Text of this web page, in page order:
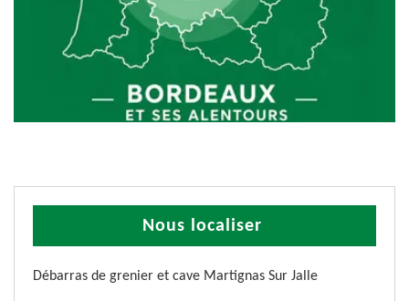
Nous localiser
Débarras de grenier et cave Martignas Sur Jalle